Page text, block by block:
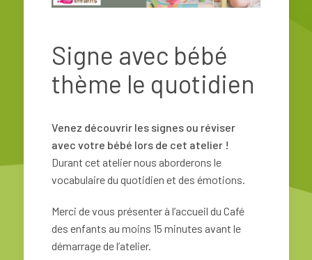
Signe avec bébé
thème le quotidien
Venez découvrir les signes ou réviser
avec votre bébé lors de cet atelier !
Durant cet atelier nous aborderons le
vocabulaire du quotidien et des émotions.
Merci de vous présenter à l’accueil du Café
des enfants au moins 15 minutes avant le
démarrage de l’atelier.